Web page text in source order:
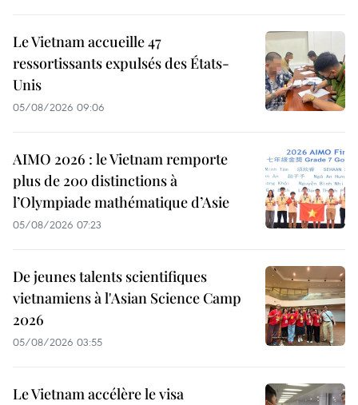
Le Vietnam accueille 47
ressortissants expulsés des États-
Unis
05/08/2026 09:06
AIMO 2026 : le Vietnam remporte
plus de 200 distinctions à
l’Olympiade mathématique d’Asie
05/08/2026 07:23
De jeunes talents scientifiques
vietnamiens à l'Asian Science Camp
2026
05/08/2026 03:55
Le Vietnam accélère le visa